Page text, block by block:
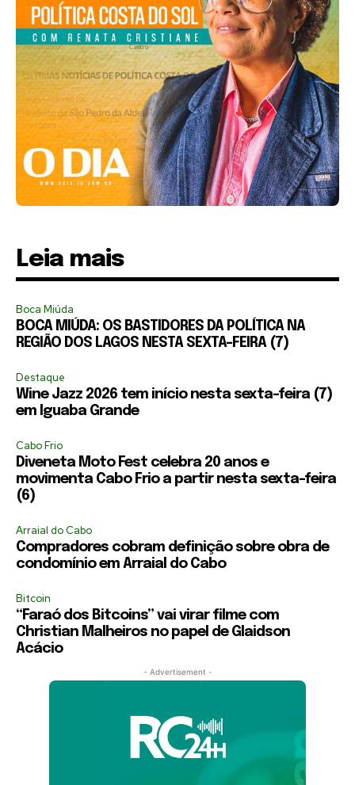
Leia mais
Boca Miúda
BOCA MIÚDA: OS BASTIDORES DA POLÍTICA NA
REGIÃO DOS LAGOS NESTA SEXTA-FEIRA (7)
Destaque
Wine Jazz 2026 tem início nesta sexta-feira (7)
em Iguaba Grande
Cabo Frio
Diveneta Moto Fest celebra 20 anos e
movimenta Cabo Frio a partir nesta sexta-feira
(6)
Arraial do Cabo
Compradores cobram definição sobre obra de
condomínio em Arraial do Cabo
Bitcoin
“Faraó dos Bitcoins” vai virar filme com
Christian Malheiros no papel de Glaidson
Acácio
- Advertisement -